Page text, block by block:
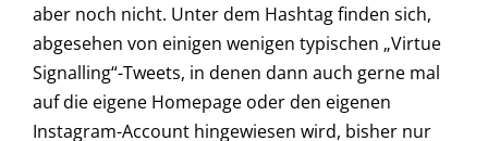
aber noch nicht. Unter dem Hashtag finden sich,
abgesehen von einigen wenigen typischen „Virtue
Signalling“-Tweets, in denen dann auch gerne mal
auf die eigene Homepage oder den eigenen
Instagram-Account hingewiesen wird, bisher nur